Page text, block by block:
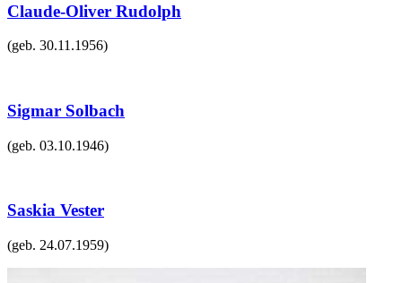
Claude-Oliver Rudolph
(geb. 30.11.1956)
Sigmar Solbach
(geb. 03.10.1946)
Saskia Vester
(geb. 24.07.1959)